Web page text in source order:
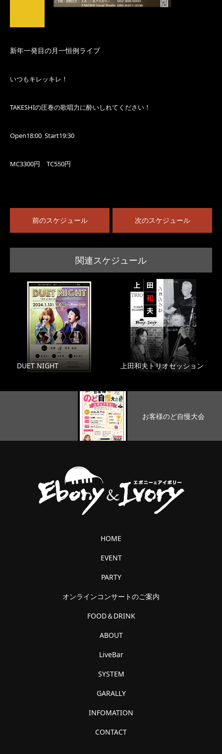
新年一発目の月一恒例ライブ
いつもキレッキレ！
TAKESHIの圧巻の歌唱力に酔いしれてください！
Open18:00 Start19:30
MC3300円 TC550円
前のスケジュール 次のスケジュール
関連スケジュール
DUET NIGHT 上田和夫トリオセッション
お客様のど自慢大会
HOME
EVENT
PARTY
オンラインコンサートのご案内
FOOD＆DRINK
ABOUT
LiveBar
SYSTEM
GARALLY
INFOMATION
CONTACT